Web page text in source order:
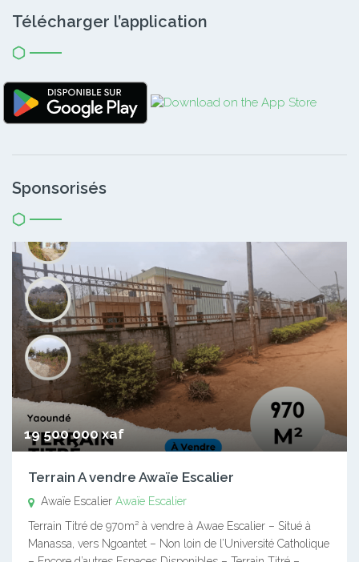
Télécharger l’application
Sponsorisés
19 500 000 xaf
Terrain A vendre Awaïe Escalier
Awaïe Escalier Awaïe Escalier
Terrain Titré de 970m² à vendre à Awae Escalier – Situé à
Manassa, vers Ngoantet – Non loin de l’Université Catholique